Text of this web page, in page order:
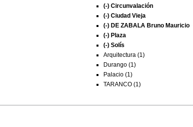
(-) Circunvalación
(-) Ciudad Vieja
(-) DE ZABALA Bruno Mauricio
(-) Plaza
(-) Solís
Arquitectura (1)
Durango (1)
Palacio (1)
TARANCO (1)